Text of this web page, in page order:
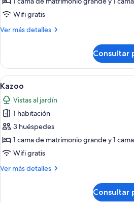
LauraWifi gratis
Ver más detalles
Más
Consultar
Abrir
todas
las
fotos
de
Kazoo
Un
2
Kazoo
Vistas al jardín
1 habitación
3 huéspedes
1 cama de matrimonio grande y 1
Wifi gratis
Ver más detalles
Más
Consultar